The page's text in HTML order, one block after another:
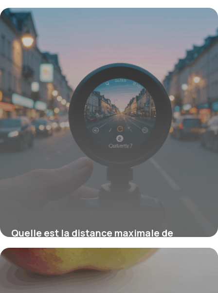
Quelle est la distance maximale de
l’AirTag Apple pour localiser vos objets ?
4 septembre 2025